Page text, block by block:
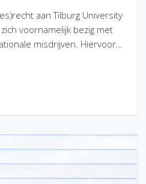
aan Tilburg University
voornamelijk bezig met
misdrijven. Hiervoor…